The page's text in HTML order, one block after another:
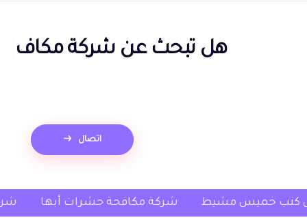
هل تبحث عنشركة مكافحة
اتصال
غسيل كنب خميس مشيط شركة مكافحة حشرات